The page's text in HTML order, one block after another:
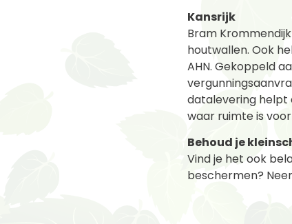
Kansrijk
Bram
houtwallen. Ook
AHN. Gekoppeld
datalevering helpt
waar ruimte is
Behoud je
Vind je het ook
beschermen?